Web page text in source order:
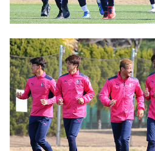
アウェイツアー
アウェイツアー
よくある質問
よくある質問
スポーツクラブ
関連団体/施設
長居公園 セレッソフットサルパーク
セレッソスポーツパーク舞洲 YANMAR
セレッソ大阪アカデミー 子供のサッカ
大人のサッカースクール その他スポー